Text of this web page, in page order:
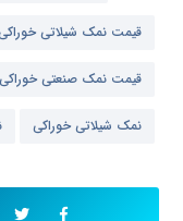
قیمت نمک شیلاتی
قیمت نمک صنعتی خوراکی
نمک شیلاتی خوراکی